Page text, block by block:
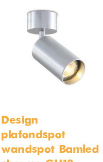
Design
plafondspot
wandspot Bamled